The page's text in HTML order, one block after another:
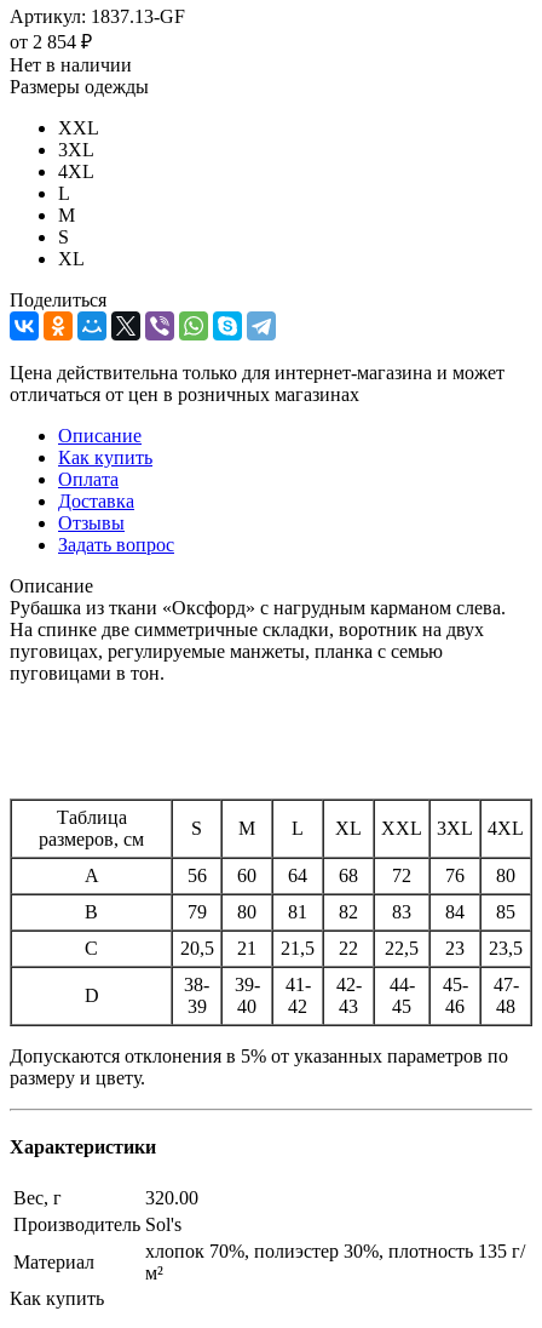
Артикул: 1837.13-GF
от 2 854 ₽
Нет в наличии
Размеры одежды
XXL
3XL
4XL
L
M
S
XL
Поделиться
Цена действительна только для интернет-магазина и может
отличаться от цен в розничных магазинах
Описание
Как купить
Оплата
Доставка
Отзывы
Задать вопрос
Описание
Рубашка из ткани «Оксфорд» с нагрудным карманом слева.
На спинке две симметричные складки, воротник на двух
пуговицах, регулируемые манжеты, планка с семью
пуговицами в тон.
Таблица
размеров, см
S M L XL XXL 3XL 4XL
A 56 60 64 68 72 76
80
B
79 80 81 82 83 84
85
C
20,5 21 21,5 22 22,5 23 23,5
D
38-
39
39-
40
41-
42
42-
43
44-
45
45-
46
47-
48
Допускаются отклонения в 5% от указанных параметров по
размеру и цвету.
Характеристики
Вес, г
320.00
Производитель Sol's
Материал
хлопок 70%, полиэстер 30%, плотность 135 г/
м²
Как купить